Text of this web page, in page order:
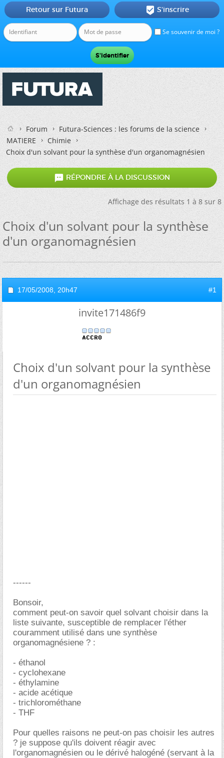
Se souvenir de moi ?
Retour sur Futura  S'inscrire
Forum
Futura-Sciences : les forums de la science
MATIERE
Chimie
Choix d'un solvant pour la synthèse d'un organomagnésien
 RÉPONDRE À LA DISCUSSION
Affichage des résultats 1 à 8 sur 8
Choix d'un solvant pour la synthèse
d'un organomagnésien
17/05/2008, 20h47 #1
invite171486f9
Choix d'un solvant pour la synthèse
d'un organomagnésien
------
Bonsoir,
comment peut-on savoir quel solvant choisir dans la
liste suivante, susceptible de remplacer l'éther
couramment utilisé dans une synthèse
organomagnésiene ? :
- éthanol
- cyclohexane
- éthylamine
- acide acétique
- trichlorométhane
- THF
Pour quelles raisons ne peut-on pas choisir les autres
? je suppose qu'ils doivent réagir avec
l'organomagnésien ou le dérivé halogéné (servant à la